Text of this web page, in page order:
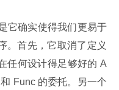
它确实使得我们更易于
。首先，它取消了定义
任何设计得足够好的 A
Func 的委托。另一个